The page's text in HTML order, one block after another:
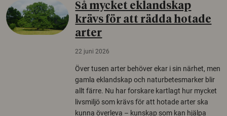
Så mycket eklandskap
krävs för att rädda hotade
arter
22 juni 2026
Över tusen arter behöver ekar i sin närhet, men
gamla eklandskap och naturbetesmarker blir
allt färre. Nu har forskare kartlagt hur mycket
livsmiljö som krävs för att hotade arter ska
kunna överleva – kunskap som kan hjälpa